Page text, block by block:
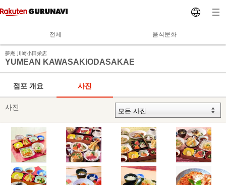
전체 음식문화
夢庵 川崎小田栄店
YUMEAN KAWASAKIODASAKAE
점포 개요 사진
사진